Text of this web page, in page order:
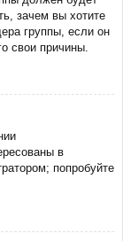
зачем вы хотите
группы, если он
свои причины.
в
попробуйте